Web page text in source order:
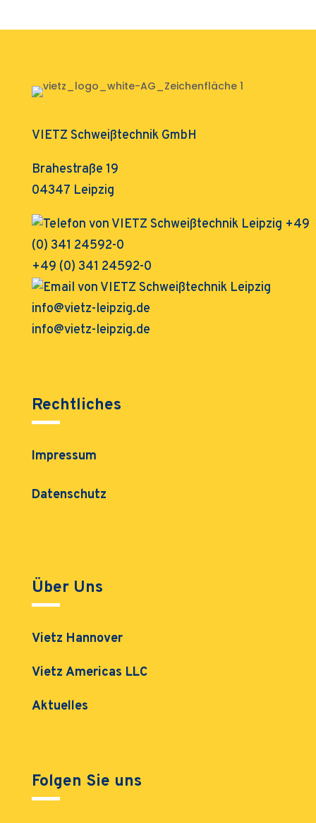
VIETZ Schweißtechnik GmbH
Brahestraße 19
04347 Leipzig
+49 (0) 341 24592-0
info@vietz-leipzig.de
Rechtliches
Impressum
Datenschutz
Über Uns
Vietz Hannover
Vietz Americas LLC
Aktuelles
Folgen Sie uns